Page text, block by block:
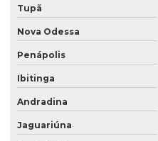
Saco valvulado de rafia impresso
Saco valvulado para textura
Saco valvulado topo
Tupã
Nova Odessa
Penápolis
Ibitinga
Andradina
Jaguariúna